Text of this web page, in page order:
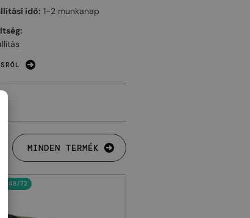
idő: 1-2 munkanap
MINDEN TERMÉK
48/72